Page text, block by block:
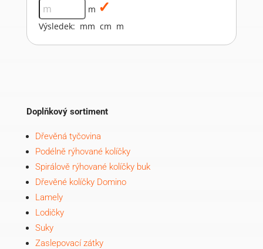
m
Výsledek: mm cm m
Doplňkový sortiment
Dřevěná tyčovina
Podélně rýhované kolíčky
Spirálově rýhované kolíčky buk
Dřevěné kolíčky Domino
Lamely
Lodičky
Suky
Zaslepovací zátky